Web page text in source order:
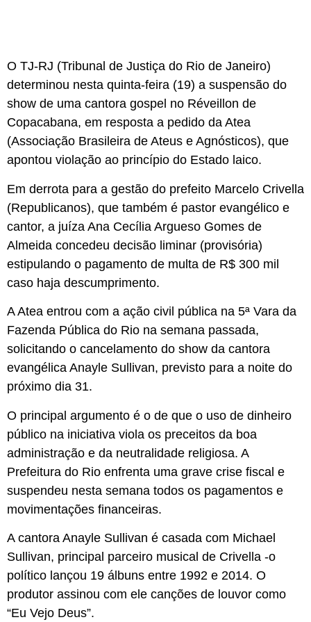
O TJ-RJ (Tribunal de Justiça do Rio de Janeiro)
determinou nesta quinta-feira (19) a suspensão do
show de uma cantora gospel no Réveillon de
Copacabana, em resposta a pedido da Atea
(Associação Brasileira de Ateus e Agnósticos), que
apontou violação ao princípio do Estado laico.
Em derrota para a gestão do prefeito Marcelo Crivella
(Republicanos), que também é pastor evangélico e
cantor, a juíza Ana Cecília Argueso Gomes de
Almeida concedeu decisão liminar (provisória)
estipulando o pagamento de multa de R$ 300 mil
caso haja descumprimento.
A Atea entrou com a ação civil pública na 5ª Vara da
Fazenda Pública do Rio na semana passada,
solicitando o cancelamento do show da cantora
evangélica Anayle Sullivan, previsto para a noite do
próximo dia 31.
O principal argumento é o de que o uso de dinheiro
público na iniciativa viola os preceitos da boa
administração e da neutralidade religiosa. A
Prefeitura do Rio enfrenta uma grave crise fiscal e
suspendeu nesta semana todos os pagamentos e
movimentações financeiras.
A cantora Anayle Sullivan é casada com Michael
Sullivan, principal parceiro musical de Crivella -o
político lançou 19 álbuns entre 1992 e 2014. O
produtor assinou com ele canções de louvor como
“Eu Vejo Deus”.